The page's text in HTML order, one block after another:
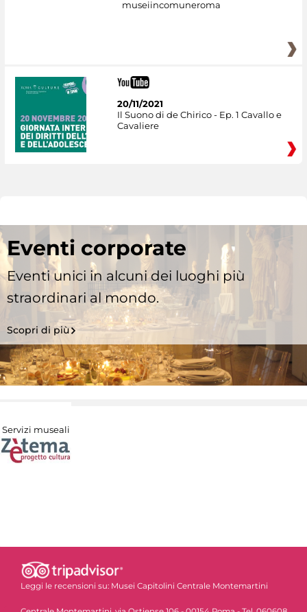
museiincomuneroma
20/11/2021
Il Suono di de Chirico - Ep. 1 Cavallo e
Cavaliere
Eventi corporate
Eventi unici in alcuni dei luoghi più
straordinari al mondo.
Scopri di più
Servizi museali
Leggi le recensioni su: Musei Capitolini Centrale Montemartini